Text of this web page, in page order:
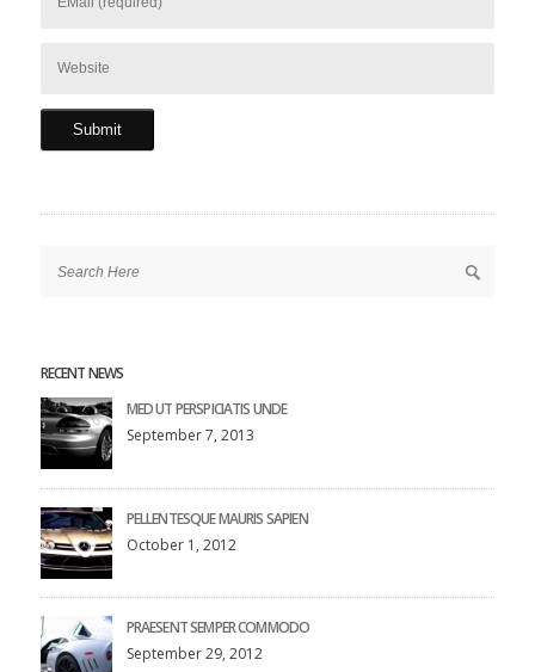
RECENT NEWS
MED UT PERSPICIATIS UNDE
September 7, 2013
PELLENTESQUE MAURIS SAPIEN
October 1, 2012
PRAESENT SEMPER COMMODO
September 29, 2012